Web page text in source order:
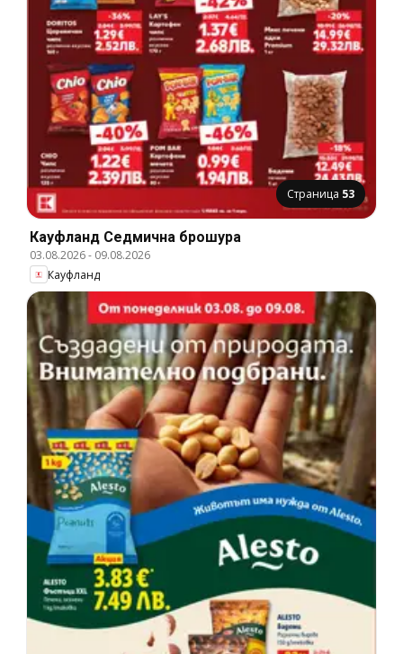
Страница 53
Кауфланд Cедмична брошура
03.08.2026- 09.08.2026
Кауфланд